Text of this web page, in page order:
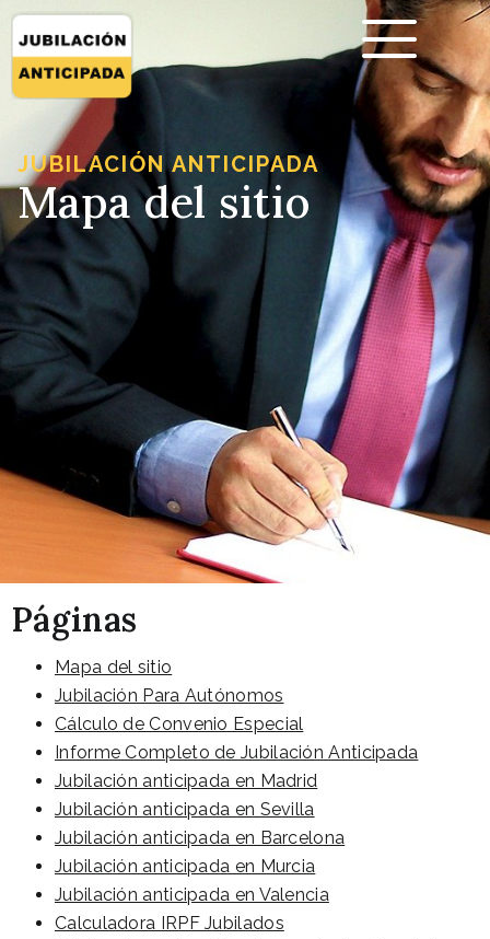
JUBILACIÓN ANTICIPADA
Mapa del sitio
Páginas
Mapa del sitio
Jubilación Para Autónomos
Cálculo de Convenio Especial
Informe Completo de Jubilación Anticipada​
Jubilación anticipada en Madrid
Jubilación anticipada en Sevilla
Jubilación anticipada en Barcelona
Jubilación anticipada en Murcia
Jubilación anticipada en Valencia
Calculadora IRPF Jubilados